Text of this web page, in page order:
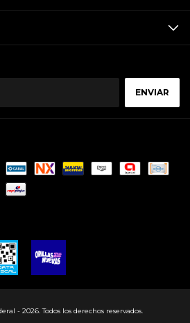
- 2026. Todos los derechos reservados.